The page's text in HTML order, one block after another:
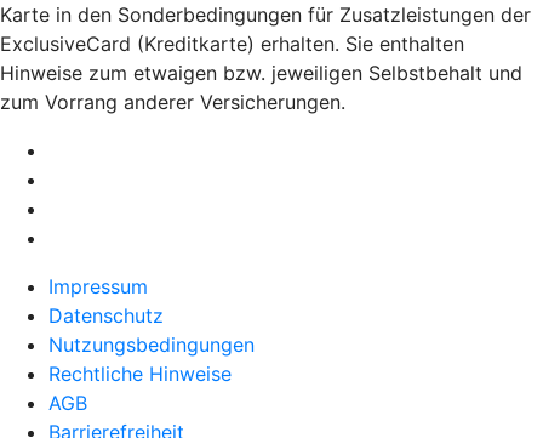
Karte in den Sonderbedingungen für Zusatzleistungen der
ExclusiveCard (Kreditkarte) erhalten. Sie enthalten
Hinweise zum etwaigen bzw. jeweiligen Selbstbehalt und
zum Vorrang anderer Versicherungen.
Impressum
Datenschutz
Nutzungsbedingungen
Rechtliche Hinweise
AGB
Barrierefreiheit